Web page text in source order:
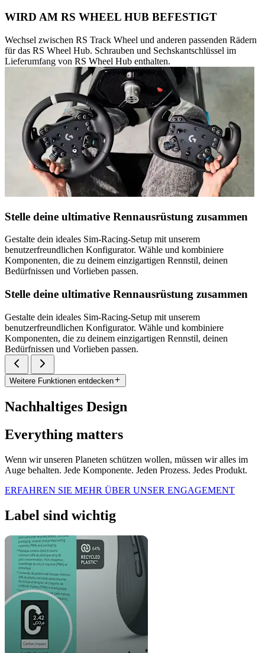
WIRD AM RS WHEEL HUB BEFESTIGT
Wechsel zwischen RS Track Wheel und anderen passenden Rädern
für das RS Wheel Hub. Schrauben und Sechskantschlüssel im
Lieferumfang von RS Wheel Hub enthalten.
Stelle deine ultimative Rennausrüstung zusammen
Gestalte dein ideales Sim-Racing-Setup mit unserem
benutzerfreundlichen Konfigurator. Wähle und kombiniere
Komponenten, die zu deinem einzigartigen Rennstil, deinen
Bedürfnissen und Vorlieben passen.
Stelle deine ultimative Rennausrüstung zusammen
Gestalte dein ideales Sim-Racing-Setup mit unserem
benutzerfreundlichen Konfigurator. Wähle und kombiniere
Komponenten, die zu deinem einzigartigen Rennstil, deinen
Bedürfnissen und Vorlieben passen.
Weitere Funktionen entdecken
Nachhaltiges Design
Everything matters
Wenn wir unseren Planeten schützen wollen, müssen wir alles im
Auge behalten. Jede Komponente. Jeden Prozess. Jedes Produkt.
ERFAHREN SIE MEHR ÜBER UNSER ENGAGEMENT
Label sind wichtig